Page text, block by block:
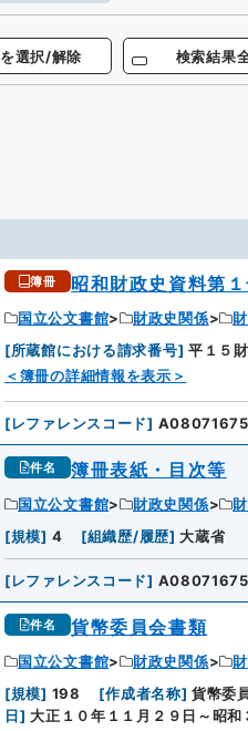
選択/解除 検索結果
簿冊 昭和財政史資料第
国立公文書館 財政史関係
[所蔵館における請求番号] 平１５
＜簿冊の詳細情報を表示＞
[レファレンスコード]
件名 簿冊表紙・目次等
国立公文書館 財政史関係
[規模] 4 [組織歴/履歴] 大蔵省
[レファレンスコード]
件名 貨幣委員会書類
国立公文書館 財政史関係
[規模] 198 [作成者名称] 貨幣委
日] 大正１０年１１月２９日～昭和